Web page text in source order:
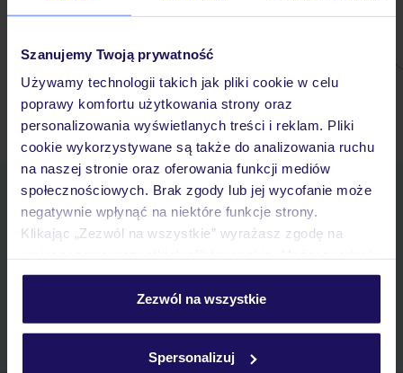
Szanujemy Twoją prywatność
Używamy technologii takich jak pliki cookie w celu
poprawy komfortu użytkowania strony oraz
personalizowania wyświetlanych treści i reklam. Pliki
cookie wykorzystywane są także do analizowania ruchu
na naszej stronie oraz oferowania funkcji mediów
społecznościowych. Brak zgody lub jej wycofanie może
negatywnie wpłynąć na niektóre funkcje strony.
Klikając „Zezwól na wszystkie” wyrażasz zgodę na
personalizować swój wybór wchodząc w zakładkę
Szczegółowe informacje o plikach cookie znajdziesz
Zezwól na wszystkie
Spersonalizuj
Ubezpieczenia turystyczne Majorka - dowiedz się więcej »
Pobierz bezpłatną aplikację TUI
Szybkie wyszukiwanie i przeglądanie ofert
Lista ulubionych ofert i możliwość ich udostępniania